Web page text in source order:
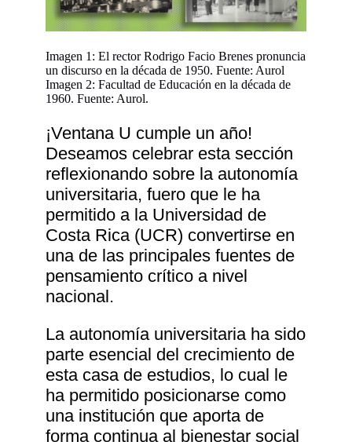
Imagen 1: El rector Rodrigo Facio Brenes pronuncia
un discurso en la década de 1950. Fuente: Aurol
Imagen 2: Facultad de Educación en la década de
1960. Fuente: Aurol.
¡Ventana U cumple un año!
Deseamos celebrar esta sección
reflexionando sobre la autonomía
universitaria, fuero que le ha
permitido a la Universidad de
Costa Rica (UCR) convertirse en
una de las principales fuentes de
pensamiento crítico a nivel
nacional.
La autonomía universitaria ha sido
parte esencial del crecimiento de
esta casa de estudios, lo cual le
ha permitido posicionarse como
una institución que aporta de
forma continua al bienestar social